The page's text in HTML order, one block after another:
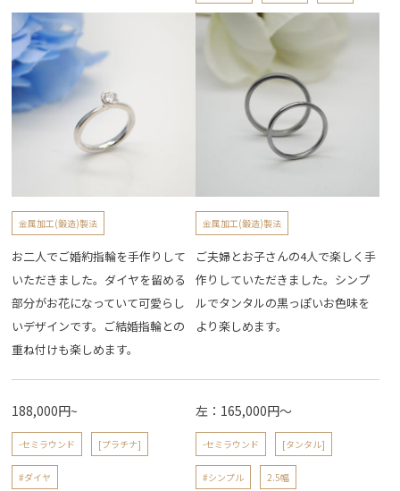
金属加工(鍛造)製法
お二人でご婚約指輪を手作りして
いただきました。ダイヤを留める
部分がお花になっていて可愛らし
いデザインです。ご結婚指輪との
重ね付けも楽しめます。
188,000円~
-セミラウンド [プラチナ]
#ダイヤ
金属加工(鍛造)製法
ご夫婦とお子さんの4人で楽しく手
作りしていただきました。シンプ
ルでタンタルの黒っぽいお色味を
より楽しめます。
左：165,000円～
-セミラウンド [タンタル]
#シンプル 2.5幅